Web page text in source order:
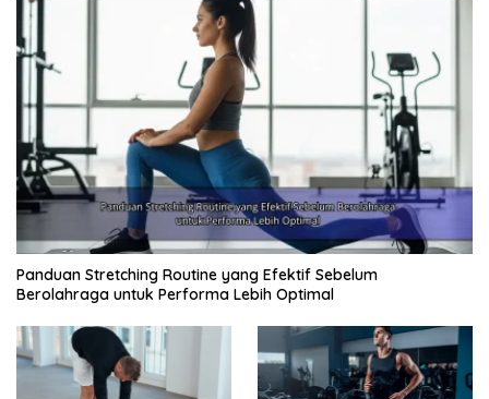
Panduan Stretching Routine yang Efektif Sebelum
Berolahraga untuk Performa Lebih Optimal